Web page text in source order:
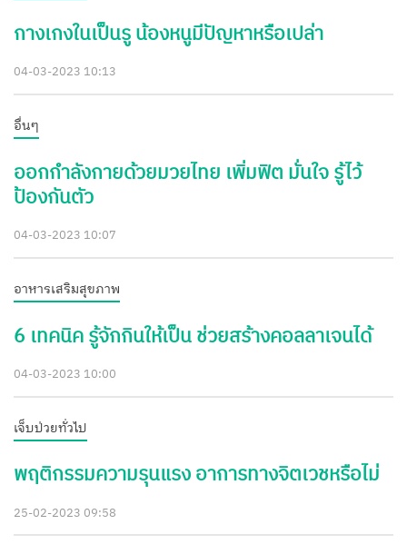
กางเกงในเป็นรู น้องหนูมีปัญหาหรือเปล่า
04-03-2023 10:13
อื่นๆ
ออกกำลังกายด้วยมวยไทย เพิ่มฟิต มั่นใจ รู้ไว้
ป้องกันตัว
04-03-2023 10:07
อาหารเสริมสุขภาพ
6 เทคนิค รู้จักกินให้เป็น ช่วยสร้างคอลลาเจนได้
04-03-2023 10:00
เจ็บป่วยทั่วไป
พฤติกรรมความรุนแรง อาการทางจิตเวชหรือไม่
25-02-2023 09:58